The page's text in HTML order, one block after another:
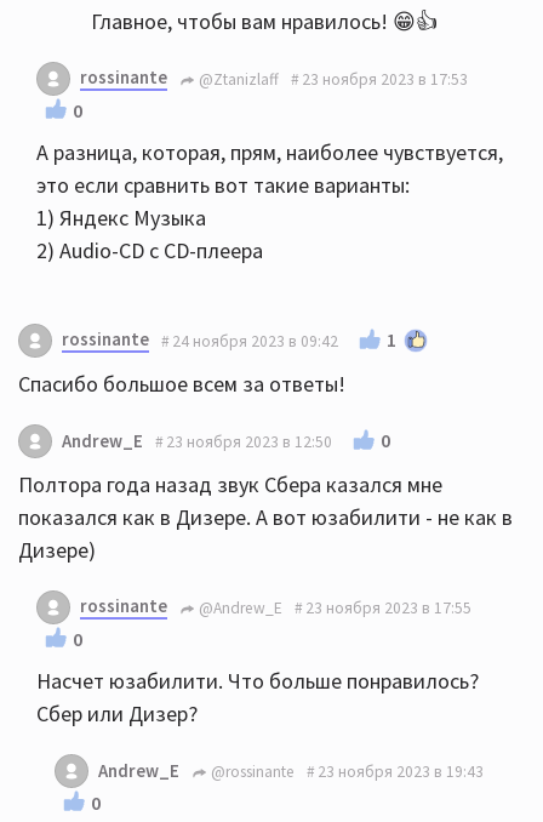
Главное, чтобы вам нравилось! 😁👍
rossinante @Ztanizlaff 23 ноября 2023 в 17:53
0
А разница, которая, прям, наиболее чувствуется,
это если сравнить вот такие варианты:
1) Яндекс Музыка
2) Audio-CD с CD-плеера
rossinante 24 ноября 2023 в 09:42 1
Спасибо большое всем за ответы!
Andrew_E 23 ноября 2023 в 12:50 0
Полтора года назад звук Сбера казался мне
показался как в Дизере. А вот юзабилити - не как в
Дизере)
rossinante @Andrew_E 23 ноября 2023 в 17:55
0
Насчет юзабилити. Что больше понравилось?
Сбер или Дизер?
Andrew_E @rossinante 23 ноября 2023 в 19:43
0